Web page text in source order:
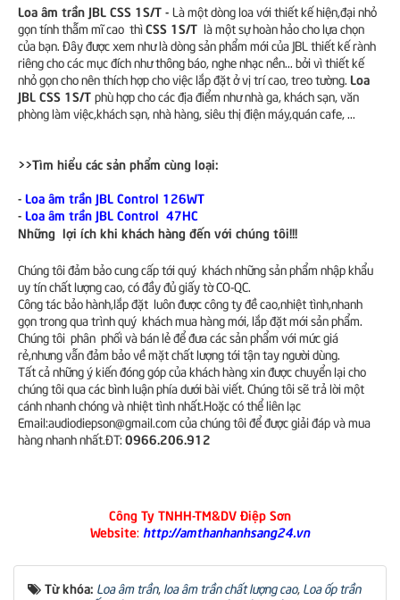
Loa âm trần JBL CSS 1S/T - Là một dòng loa với thiết kế hiện,đại nhỏ
gọn tính thẫm mĩ cao thìCSS 1S/T là một sự hoàn hảo cho lựa chọn
của bạn. Đây được xem như là dòng sản phẩm mới của JBL thiết kế rành
riêng cho các mục đích như thông báo, nghe nhạc nền... bởi vì thiết kế
nhỏ gọn cho nên thích hợp cho việc lắp đặt ở vị trí cao, treo tường. Loa
JBL CSS 1S/T phù hợp cho các địa điểm như nhà ga, khách sạn, văn
phòng làm việc,khách sạn, nhà hàng, siêu thị điện máy,quán cafe, ...
>>Tìm hiểu các sản phẩm cùng loại:
- Loa âm trần JBL Control 126WT
- Loa âm trần JBL Control 47HC
Những lợi ích khi khách hàng đến với chúng tôi!!!
Chúng tôi đảm bảo cung cấp tới quý khách những sản phẩm nhập khẩu
uy tín chất lượng cao, có đầy đủ giấy tờ CO-QC.
Công tác bảo hành,lắp đặt luôn được công ty đề cao,nhiệt tình,nhanh
gọn trong qua trình quý khách mua hàng mới, lắp đặt mới sản phẩm.
Chúng tôi phân phối và bán lẻ để đưa các sản phẩm với mức giá
rẻ,nhưng vẫn đảm bảo về mặt chất lượng tới tận tay người dùng.
Tất cả những ý kiến đóng góp của khách hàng xin được chuyển lại cho
chúng tôi qua các bình luận phía dưới bài viết. Chúng tôi sẽ trả lời một
cánh nhanh chóng và nhiệt tình nhất.Hoặc có thể liên lạc
Email:audiodiepson@gmail.com của chúng tôi để được giải đáp và mua
hàng nhanh nhất.ĐT: 0966.206.912
Công Ty TNHH-TM&DV Điệp Sơn
Website: http://amthanhanhsang24.vn
Từ khóa: Loa âm trần, loa âm trần chất lượng cao, Loa ốp trần